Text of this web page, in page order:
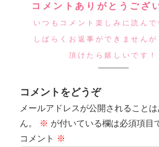
コメントありがとうござ
いつもコメント楽しみに読んで
しばらくお返事ができませんが
頂けたら嬉しいです！
コメントをどうぞ
メールアドレスが公開されること
ん。
※ が付いている欄は必須項目
コメント ※